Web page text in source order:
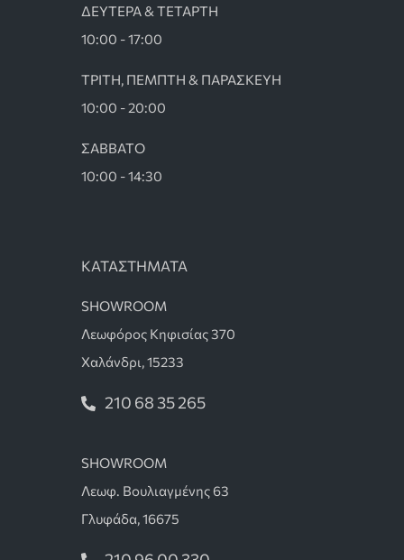
ΚΑΤΑΣΤΗΜΑΤΑ
SHOWROOM
Λεωφόρος Κηφισίας 370
Χαλάνδρι, 15233
210 68 35 265
SHOWROOM
Λεωφ. Βουλιαγμένης 63
Γλυφάδα, 16675
ΔΕΥΤΕΡΑ & ΤΕΤΑΡΤΗ
10:00 - 17:00
ΤΡΙΤΗ, ΠΕΜΠΤΗ & ΠΑΡΑΣΚΕΥΗ
10:00 - 20:00
ΣΑΒΒΑΤΟ
10:00 - 14:30